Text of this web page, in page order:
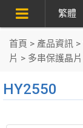
首頁 > 產品資訊 >
片 > 多串保護晶片
HY2550
繁體